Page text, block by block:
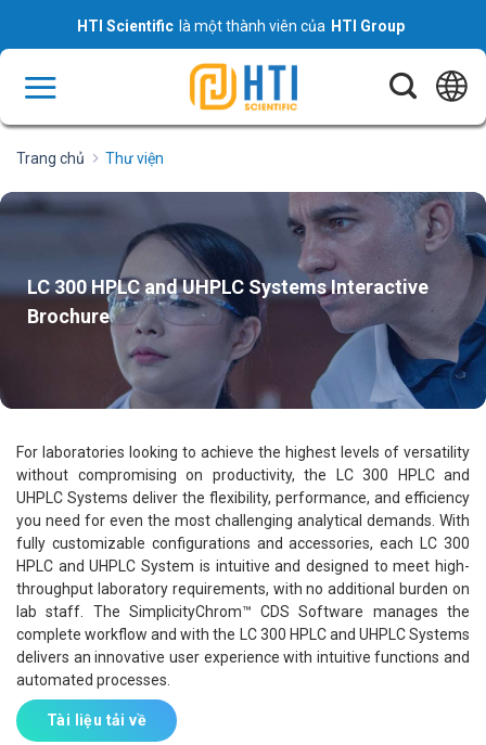
content
HTI Scientific là một thành viên của HTI Group
Trang chủ Thư viện
LC 300 HPLC and UHPLC Systems Interactive
Brochure
For laboratories looking to achieve the highest levels of versatility
without compromising on productivity, the LC 300 HPLC and
UHPLC Systems deliver the flexibility, performance, and efficiency
you need for even the most challenging analytical demands. With
fully customizable configurations and accessories, each LC 300
HPLC and UHPLC System is intuitive and designed to meet high-
throughput laboratory requirements, with no additional burden on
lab staff. The SimplicityChrom™ CDS Software manages the
complete workflow and with the LC 300 HPLC and UHPLC Systems
delivers an innovative user experience with intuitive functions and
automated processes.
Tài liệu tải về